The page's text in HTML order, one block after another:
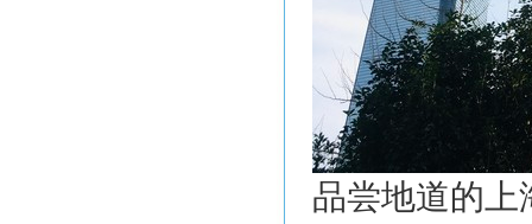
品尝地道的上